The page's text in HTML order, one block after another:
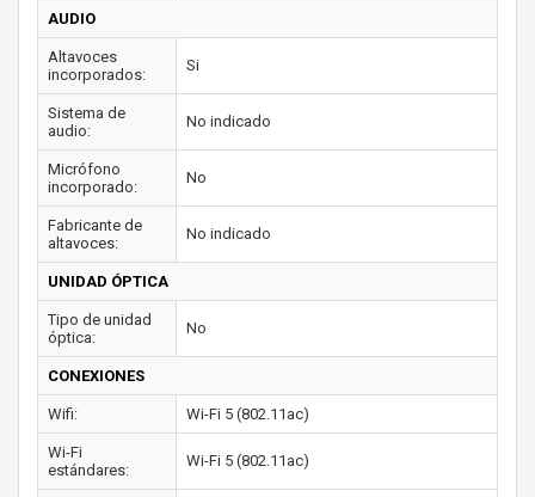
AUDIO
Altavoces
incorporados:
Si
Sistema de
audio:
No indicado
Micrófono
incorporado:
No
Fabricante de
altavoces:
No indicado
UNIDAD ÓPTICA
Tipo de unidad
óptica:
No
CONEXIONES
Wifi: Wi-Fi 5 (802.11ac)
Wi-Fi
estándares:
Wi-Fi 5 (802.11ac)